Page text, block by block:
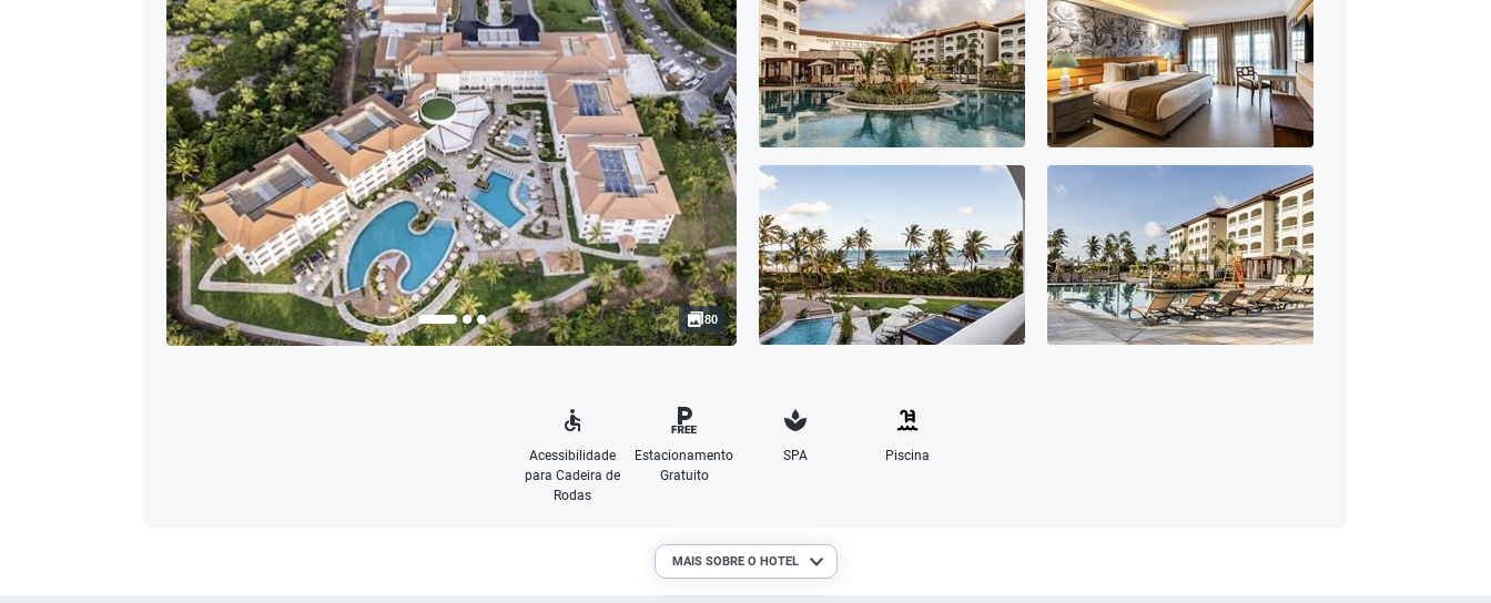
80
Acessibilidade
para Cadeira de
Rodas
Estacionamento
Gratuito
SPA Piscina
MAIS SOBRE O HOTEL